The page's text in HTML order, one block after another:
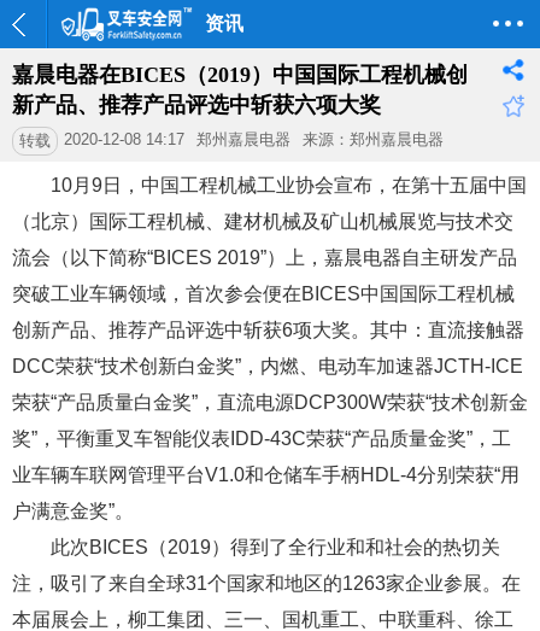
资讯
嘉晨电器在BICES（2019）中国国际工程机械创
新产品、推荐产品评选中斩获六项大奖
转载 2020-12-08 14:17 郑州嘉晨电器 来源：郑州嘉晨电器
10月9日，中国工程机械工业协会宣布，在第十五届中国
（北京）国际工程机械、建材机械及矿山机械展览与技术交
流会（以下简称“BICES 2019”）上，嘉晨电器自主研发产品
突破工业车辆领域，首次参会便在BICES中国国际工程机械
创新产品、推荐产品评选中斩获6项大奖。其中：直流接触器
DCC荣获“技术创新白金奖”，内燃、电动车加速器JCTH-ICE
荣获“产品质量白金奖”，直流电源DCP300W荣获“技术创新金
奖”，平衡重叉车智能仪表IDD-43C荣获“产品质量金奖”，工
业车辆车联网管理平台V1.0和仓储车手柄HDL-4分别荣获“用
户满意金奖”。
此次BICES（2019）得到了全行业和和社会的热切关
注，吸引了来自全球31个国家和地区的1263家企业参展。在
本届展会上，柳工集团、三一、国机重工、中联重科、徐工